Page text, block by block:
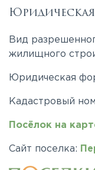
Вид
жилищного
Юридическая
Кадастровый
Посёлок на
Сайт поселка: